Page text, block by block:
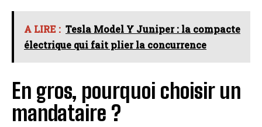
A LIRE : Tesla Model Y Juniper : la compacte
électrique qui fait plier la concurrence
En gros, pourquoi choisir un
mandataire ?